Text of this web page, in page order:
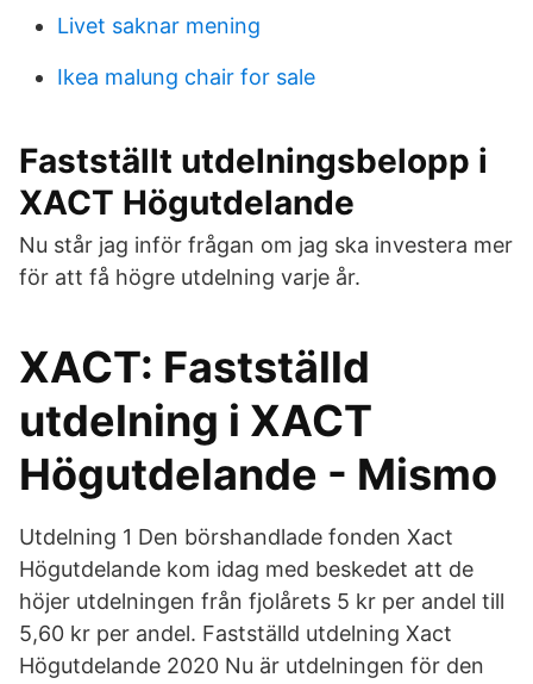
Livet saknar mening
Ikea malung chair for sale
Fastställt utdelningsbelopp i
XACT Högutdelande
Nu står jag inför frågan om jag ska investera mer
för att få högre utdelning varje år.
XACT: Fastställd
utdelning i XACT
Högutdelande - Mismo
Utdelning 1 Den börshandlade fonden Xact
Högutdelande kom idag med beskedet att de
höjer utdelningen från fjolårets 5 kr per andel till
5,60 kr per andel. Fastställd utdelning Xact
Högutdelande 2020 Nu är utdelningen för den